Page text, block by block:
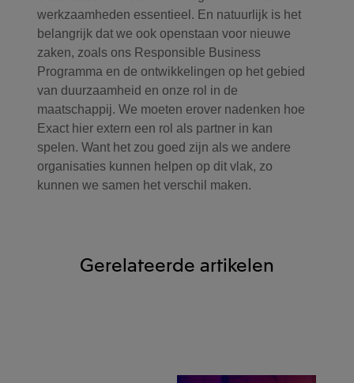
werkzaamheden essentieel. En natuurlijk is het
belangrijk dat we ook openstaan voor nieuwe
zaken, zoals ons Responsible Business
Programma en de ontwikkelingen op het gebied
van duurzaamheid en onze rol in de
maatschappij. We moeten erover nadenken hoe
Exact hier extern een rol als partner in kan
spelen. Want het zou goed zijn als we andere
organisaties kunnen helpen op dit vlak, zo
kunnen we samen het verschil maken.
Gerelateerde artikelen